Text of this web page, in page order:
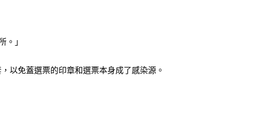
。」
以免蓋選票的印章和選票本身成了感染源。